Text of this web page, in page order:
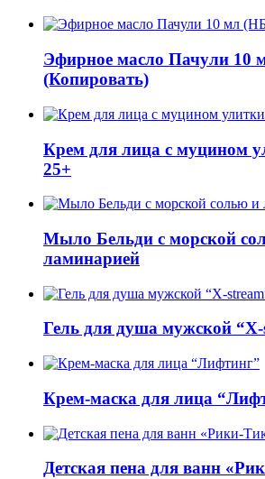
Эфирное масло Пачули 10
(Копировать)
Крем для лица с муцином
25+
Мыло Бельди с морской
ламинарией
Гель для душа мужской “X-
Крем-маска для лица
Детская пена для ванн